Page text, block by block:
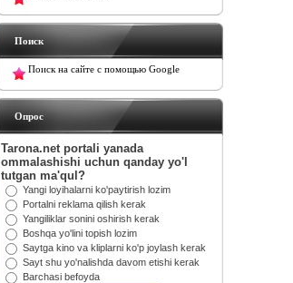
Поиск
Поиск на сайте с помощью Google
Oпрос
Tarona.net portali yanada
ommalashishi uchun qanday yo'l
tutgan ma'qul?
Yangi loyihalarni ko'paytirish lozim
Portalni reklama qilish kerak
Yangiliklar sonini oshirish kerak
Boshqa yo'lini topish lozim
Saytga kino va kliplarni ko'p joylash kerak
Sayt shu yo'nalishda davom etishi kerak
Barchasi befoyda